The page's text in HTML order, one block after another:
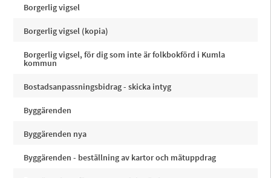
Borgerlig vigsel
Borgerlig vigsel (kopia)
Borgerlig vigsel, för dig som inte är folkbokförd i Kumla
kommun
Bostadsanpassningsbidrag - skicka intyg
Byggärenden
Byggärenden nya
Byggärenden - beställning av kartor och mätuppdrag